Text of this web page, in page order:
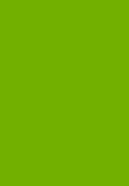
compte